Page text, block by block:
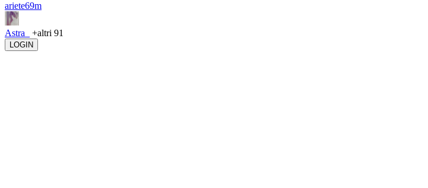
ariete69m
Astra_ +altri 91
LOGIN